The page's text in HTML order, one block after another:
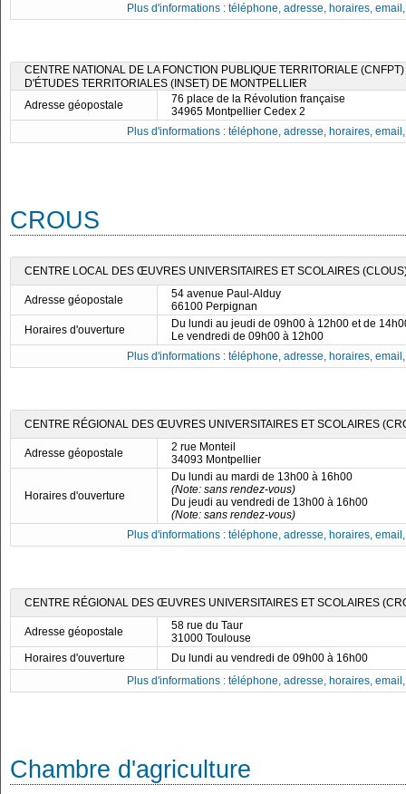
Plus d'informations : téléphone, adresse, horaires,
CENTRE NATIONAL DE LA FONCTION PUBLIQUE TERRITORIALE
D'ÉTUDES TERRITORIALES (INSET) DE MONTPELLIER
Adresse géopostale
76 place de la Révolution française
34965 Montpellier Cedex 2
Plus d'informations : téléphone, adresse, horaires,
CROUS
CENTRE LOCAL DES ŒUVRES UNIVERSITAIRES ET SCOLAIRES
Adresse géopostale
54 avenue Paul-Alduy
66100 Perpignan
Horaires d'ouverture
Du lundi au jeudi de 09h00 à 12h00 et de
Le vendredi de 09h00 à 12h00
Plus d'informations : téléphone, adresse, horaires,
CENTRE RÉGIONAL DES ŒUVRES UNIVERSITAIRES ET SCOLAIRES
Adresse géopostale
2 rue Monteil
34093 Montpellier
Horaires d'ouverture
Du lundi au mardi de 13h00 à 16h00
(Note: sans rendez-vous)
Du jeudi au vendredi de 13h00 à 16h00
(Note: sans rendez-vous)
Plus d'informations : téléphone, adresse, horaires,
CENTRE RÉGIONAL DES ŒUVRES UNIVERSITAIRES ET SCOLAIRES
Adresse géopostale
58 rue du Taur
31000 Toulouse
Horaires d'ouverture
Du lundi au vendredi de 09h00 à 16h00
Plus d'informations : téléphone, adresse, horaires,
Chambre d'agriculture